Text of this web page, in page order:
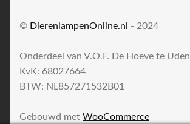
© DierenlampenOnline.nl - 2024
Onderdeel van V.O.F. De Hoeve te Uden
KvK: 68027664
BTW: NL857271532B01
Gebouwd met WooCommerce